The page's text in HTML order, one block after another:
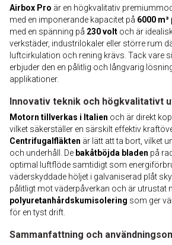
Airbox Pro är en högkvalitativ
med en imponerande kapacitet på 6000
med en spänning på 230 volt och är
verkstäder, industrilokaler eller större rum
luftcirkulation och rening krävs. Tack vare
erbjuder den en pålitlig och långvarig
applikationer.
Innovativ teknik och högkvalitativt
Motorn tillverkas i Italien och är direkt
vilket säkerställer en särskilt effektiv
Centrifugalfläkten är lätt att ta bort, vilket
och underhåll. De bakåtböjda bladen på
optimal luftflöde samtidigt som
väderskyddade höljet i galvaniserad plåt
pålitligt mot väderpåverkan och är utrustat
polyuretanhårdskumisolering som ger
för en tyst drift.
Sammanfattning och